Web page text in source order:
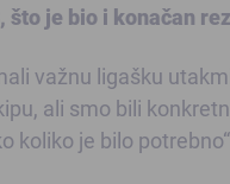
što je bio i konačan
važnu ligašku
ali smo bili
koliko je bilo